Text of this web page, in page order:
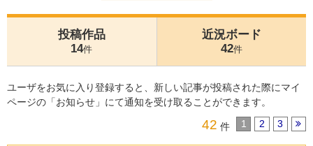
投稿作品
14件
近況ボード
42件
ユーザをお気に入り登録すると、新しい記事が投稿された際にマイ
ページの「お知らせ」にて通知を受け取ることができます。
42 件 1 2 3